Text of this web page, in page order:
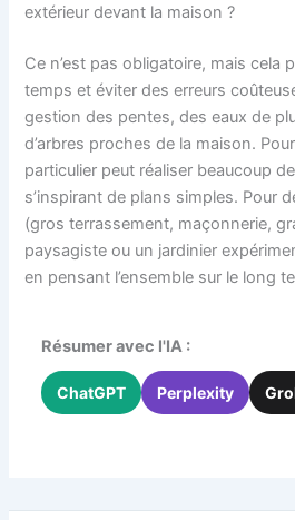
extérieur devant la maison ?
Ce n’est pas obligatoire, mais cela
temps et éviter des erreurs
gestion des pentes, des eaux de
d’arbres proches de la maison.
particulier peut réaliser beaucoup
s’inspirant de plans simples. Pour
(gros terrassement, maçonnerie,
paysagiste ou un jardinier
en pensant l’ensemble sur le long
Résumer avec l'IA :
ChatGPT Perplexity